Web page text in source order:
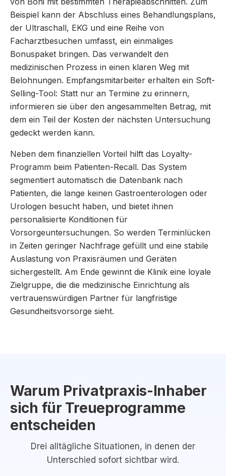
Beispiel kann der Abschluss eines Behandlungsplans,
der Ultraschall, EKG und eine Reihe von
Facharztbesuchen umfasst, ein einmaliges
Bonuspaket bringen. Das verwandelt den
medizinischen Prozess in einen klaren Weg mit
Belohnungen. Empfangsmitarbeiter erhalten ein Soft-
Selling-Tool: Statt nur an Termine zu erinnern,
informieren sie über den angesammelten Betrag, mit
dem ein Teil der Kosten der nächsten Untersuchung
gedeckt werden kann.
Neben dem finanziellen Vorteil hilft das Loyalty-
Programm beim Patienten-Recall. Das System
segmentiert automatisch die Datenbank nach
Patienten, die lange keinen Gastroenterologen oder
Urologen besucht haben, und bietet ihnen
personalisierte Konditionen für
Vorsorgeuntersuchungen. So werden Terminlücken
in Zeiten geringer Nachfrage gefüllt und eine stabile
Auslastung von Praxisräumen und Geräten
sichergestellt. Am Ende gewinnt die Klinik eine loyale
Zielgruppe, die die medizinische Einrichtung als
vertrauenswürdigen Partner für langfristige
Gesundheitsvorsorge sieht.
Warum Privatpraxis-Inhaber
sich für Treueprogramme
entscheiden
Drei alltägliche Situationen, in denen der
Unterschied sofort sichtbar wird.